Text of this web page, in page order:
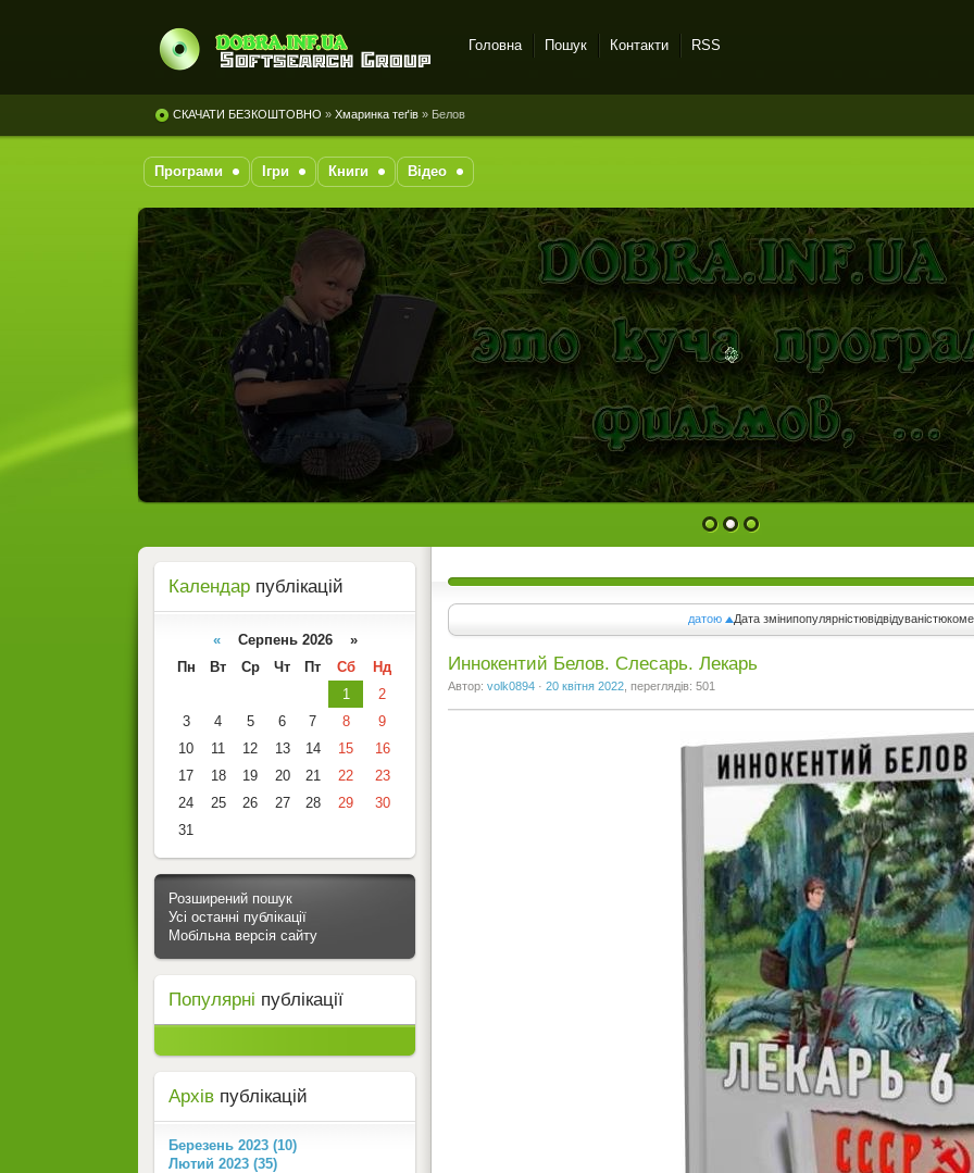
— програми, музика,
фільми, книги
Головна Пошук Контакти RSS
СКАЧАТИ БЕЗКОШТОВНО » Хмаринка теґів » Белов
Програми Ігри Книги Відео
1 2 3
датою Дата змінипопулярністювідвідуваністю
Иннокентий Белов. Слесарь. Лекарь
Автор: volk0894 · 20 квітня 2022 , переглядів: 501
Календар публікацій
«Серпень 2026 »
Пн
Вт Ср Чт Пт Сб
Нд
1
2
3
4 5 6 7 8
9
10
11 12 13 14 15
16
17
18 19 20 21 22
23
24
25 26 27 28 29
30
31
Розширений пошук
Усі останні публікації
Мобільна версія сайту
Популярні публікації
Архів публікацій
Березень 2023 (10)
Лютий 2023 (35)